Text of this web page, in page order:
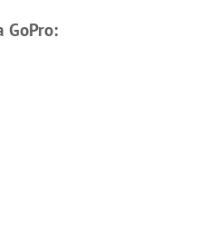
GoPro: